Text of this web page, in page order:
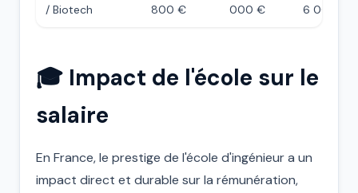
/ Biotech
800 €
000 €
6 000 €
🎓 Impact de l'école sur le
salaire
En France, le prestige de l'école d'ingénieur a un
impact direct et durable sur la rémunération,